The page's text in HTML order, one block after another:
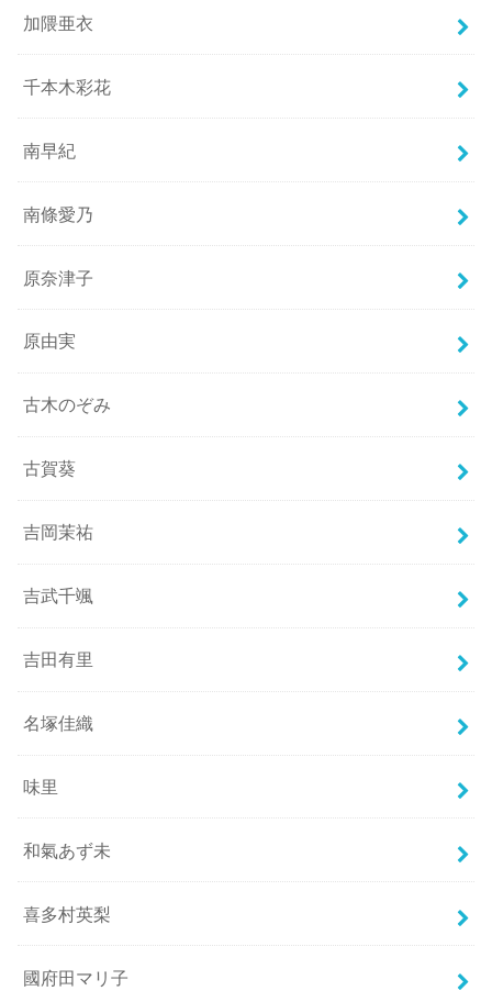
加隈亜衣
千本木彩花
南早紀
南條愛乃
原奈津子
原由実
古木のぞみ
古賀葵
吉岡茉祐
吉武千颯
吉田有里
名塚佳織
味里
和氣あず未
喜多村英梨
國府田マリ子